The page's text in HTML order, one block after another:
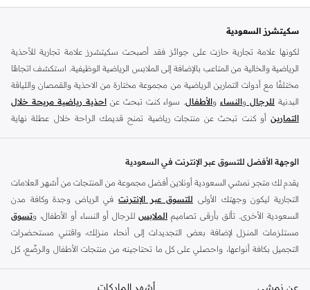
سكيتشرز السعودية
لكونها علامة تجارية حازت على جوائز فقد أصبحت سكيتشرز علامة تجارية للأحذية
الرياضية والخالية من المتاعب بالإضافة إلى الملابس الرياضية الوظيفية. استكشف اتجاهًا
مختلفًا مع أدوات التمارين الرياضية من مجموعة مختارة من الاحذية والقمصان واللياقة
البدنية للرجال والنساء والأطفال . سواء كنت تبحث عن احذية رياضية مريحة خلال
التمارين أو كنت تبحث عن منتجات رياضية تمنح قديمك الراحة خلال عطلة نهاية
نقدم مجموعة واسعة من أنواع اسنيكر الرياضية من ماركات مثل ذلك قوران ، قو واك ،
امباير وسيتمتس والترا فليكس ودرافتر وديامايت وماتيرا ، مايكروبرست ، وقوانتروم
فليكس ، وسيرن والعديد من الآخرين. تأتيأحذية اسنيكر للسيدات بمجموعة متنوعة
من الألوان ، من ألوان الباستيل إلى الألوان المحايدة. بالاضافة الىأحذية رياضية للرجال
لدينا تشمل التصاميم المتطورة التي تزيد السرعة والقوة. كما يوجد لدينا أيضاأحذية
رياضية للأطفالمعتمدة.
الوصف 02: سواء كنتِ تمارسين رياضة الجري ببساطة لتحافظ على لياقتك البدنية أو
الوجهة الأفضل للتسوق عبر الإنترنت في السعودية
يقدم لك متجر نمشي السعودية أونلاين أفضل مجموعة من المنتجات من أشهر العلامات
التجارية ليكون وجهتك الأولى للتسوق عبر الإنترنت في الرياض وجدة وكافة مدن
السعودية الأخرى. تألق بأرقى تصاميم الملابس للرجال أو النساء أو الأطفال، وتسوق
مستلزمات المنزل لإضافة بعض التجديدات إلى أنحاء منزلك، واقتني مستحضرات
التجميل بكافة أنواعها، واحصلي على كل ما تحتاجينه من منتجات الأطفال والرضّع، كل
أفضل العلامات التجارية في السعودية
عن نمشي أشهر الماركات